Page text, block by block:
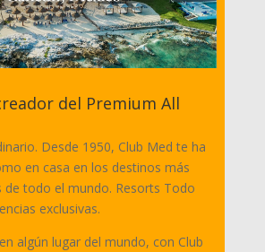
del Premium All
Desde 1950, Club Med te ha
en casa en los destinos más
de todo el mundo. Resorts Todo
exclusivas.
algún lugar del mundo, con Club